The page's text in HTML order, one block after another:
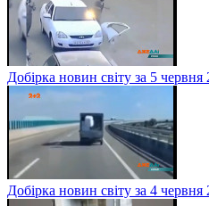
Добірка новин світу за 5 червня
Добірка новин світу за 4 червня